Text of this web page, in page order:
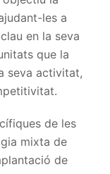
les a
en la seva
que la
seva activitat,
de les
mixta de
de